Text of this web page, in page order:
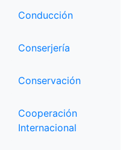
Conducción
Conserjería
Conservación
Cooperación
Internacional